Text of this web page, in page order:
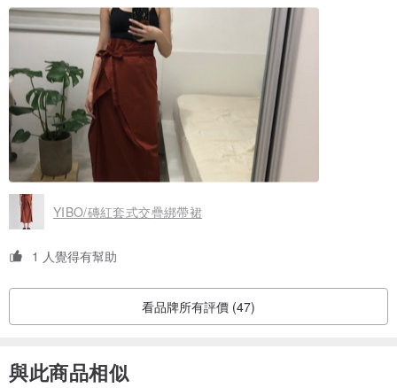
YIBO/磚紅套式交疊綁帶裙
1 人覺得有幫助
看品牌所有評價 (47)
與此商品相似